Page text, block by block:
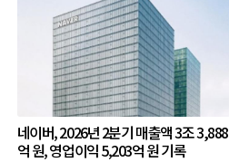
네이버, 2026년 2분기 매출액 3조 3,888
억 원, 영업이익 5,203억 원 기록